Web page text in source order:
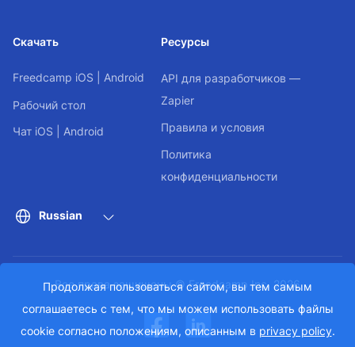
Продолжая пользоваться сайтом, вы тем самым
соглашаетесь с тем, что мы можем использовать файлы
cookie согласно положениям, описанным в privacy policy.
Скачать
Freedcamp iOS Android
Рабочий стол
Чат iOS Android
Ресурсы
API для разработчиков —
Zapier
Правила и условия
Политика
конфиденциальности
Все права защищены © Freedcamp Inc. 2026
Russian